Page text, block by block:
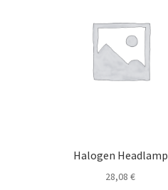
Halogen Headlamp
28,08€